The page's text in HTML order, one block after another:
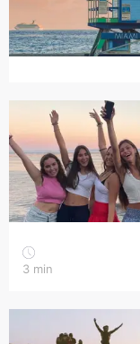
3 min